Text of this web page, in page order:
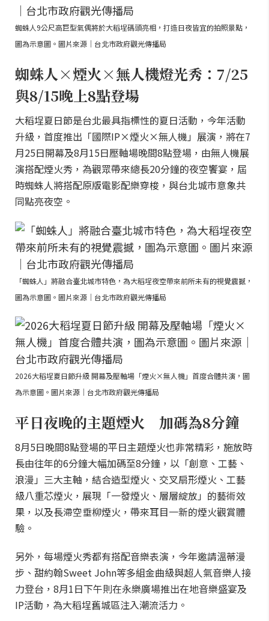
蜘蛛人9公尺高巨型氣偶將於大稻埕碼頭亮相，打造日夜皆宜的拍照景點，
圖為示意圖。圖片來源｜台北市政府觀光傳播局
蜘蛛人×煙火×無人機燈光秀：7/25
與8/15晚上8點登場
大稻埕夏日節是台北最具指標性的夏日活動，今年活動
升級，首度推出「國際IP×煙火×無人機」展演，將在7
月25日開幕及8月15日壓軸場晚間8點登場，由無人機展
演搭配煙火秀，為觀眾帶來總長20分鐘的夜空饗宴，屆
時蜘蛛人將搭配原版電影配樂穿梭，與台北城市意象共
同點亮夜空。
「蜘蛛人」將融合臺北城市特色，為大稻埕夜空帶來前所未有的視覺震撼，
圖為示意圖。圖片來源｜台北市政府觀光傳播局
2026大稻埕夏日節升級 開幕及壓軸場「煙火×無人機」首度合體共演，圖
為示意圖。圖片來源｜台北市政府觀光傳播局
平日夜晚的主題煙火 加碼為8分鐘
8月5日晚間8點登場的平日主題煙火也非常精彩，施放時
長由往年的6分鐘大幅加碼至8分鐘，以「創意、工藝、
浪漫」三大主軸，結合造型煙火、交叉扇形煙火、工藝
級八重芯煙火，展現「一發煙火、層層綻放」的藝術效
果，以及長滯空垂柳煙火，帶來耳目一新的煙火觀賞體
驗。
另外，每場煙火秀都有搭配音樂表演，今年邀請溫蒂漫
步、甜約翰Sweet John等多組金曲級與超人氣音樂人接
力登台，8月1日下午則在永樂廣場推出在地音樂盛宴及
IP活動，為大稻埕舊城區注入潮流活力。